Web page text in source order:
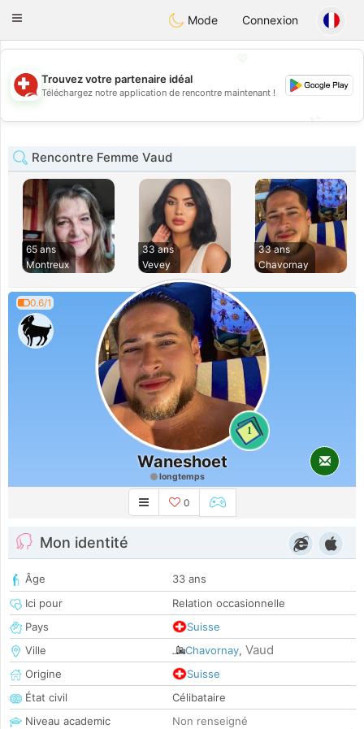
Suissi
Toggle
Mode Connexion
💖
💕
Trouvez votre partenaire idéal
Téléchargez notre application de rencontre maintenant !
Rencontre Femme Vaud
65 ans
Montreux
33 ans
Vevey
33 ans
Chavornay
0.6/1
1
Waneshoet
longtemps
0
Mon identité
Âge
33 ans
Ici pour
Relation occasionnelle
Pays
Suisse
Ville
Chavornay, Vaud
Origine
Suisse
État civil
Célibataire
Niveau academic
Non renseigné